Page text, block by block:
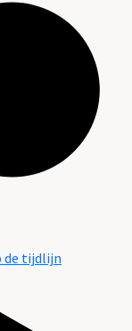
de tijdlijn